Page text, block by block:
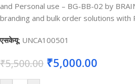
and Personal use – BG-BB-02 by
branding and bulk order solutions with
एसकेयू: UNCA100501
₹5,500.00 ₹5,000.00